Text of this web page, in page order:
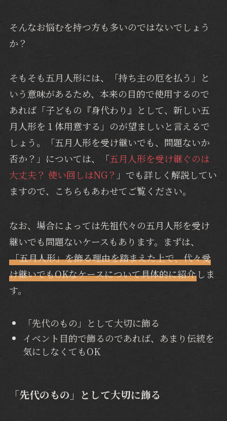
そんなお悩むを持つ方も多いのではないでしょう
か？
そもそも五月人形には、「持ち主の厄を払う」と
いう意味があるため、本来の目的で使用するので
あれば「子どもの『身代わり』として、新しい五
月人形を１体用意する」のが望ましいと言えるで
しょう。「五月人形を受け継いでも、問題ないか
否か？」については、「五月人形を受け継ぐのは
大丈夫？ 使い回しはNG？ 」でも詳しく解説してい
ますので、こちらもあわせてご覧ください。
なお、場合によっては先祖代々の五月人形を受け
継いでも問題ないケースもあります。まずは、
「五月人形」を飾る理由を踏まえた上で、代々受
け継いでもOKなケースについて具体的に紹介しま
す。
「先代のもの」として大切に飾る
イベント目的で飾るのであれば、あまり伝統を
気にしなくてもOK
「先代のもの」として大切に飾る